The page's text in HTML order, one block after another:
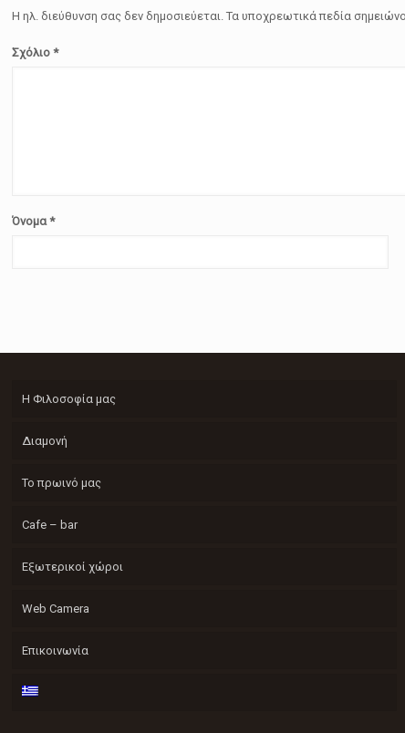
Η ηλ. διεύθυνση σας δεν δημοσιεύεται. Τα υποχρεωτικά πεδία
Σχόλιο*
Όνομα*
Η Φιλοσοφία μας
Διαμονή
Το πρωινό μας
Cafe – bar
Εξωτερικοί χώροι
Web Camera
Επικοινωνία